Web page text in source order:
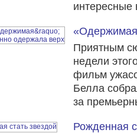
интересные
Приятным
недели
фильм
Белла
за
Рожденная